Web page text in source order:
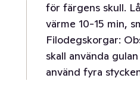
för färgens skull.
värme 10-15 min,
Filodegskorgar:
skall använda
använd fyra